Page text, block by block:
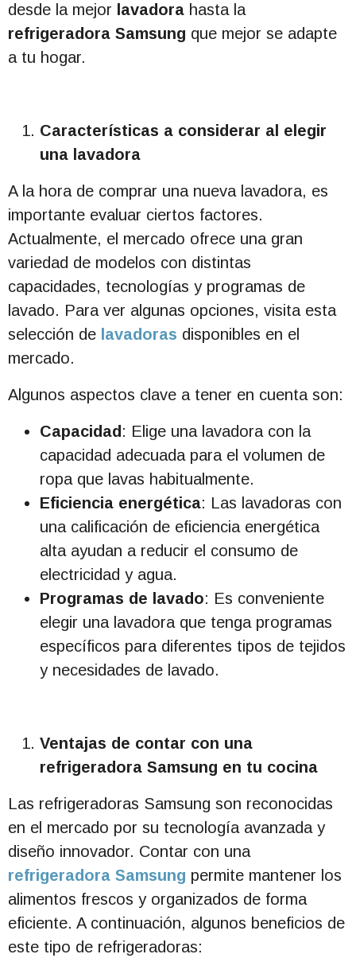
desde la mejor lavadora hasta la
refrigeradora Samsung que mejor se adapte
a tu hogar.
Características a considerar al elegir
una lavadora
A la hora de comprar una nueva lavadora, es
importante evaluar ciertos factores.
Actualmente, el mercado ofrece una gran
variedad de modelos con distintas
capacidades, tecnologías y programas de
lavado. Para ver algunas opciones, visita esta
selección de lavadoras disponibles en el
mercado.
Algunos aspectos clave a tener en cuenta son:
Capacidad : Elige una lavadora con la
capacidad adecuada para el volumen de
ropa que lavas habitualmente.
Eficiencia energética: Las lavadoras con
una calificación de eficiencia energética
alta ayudan a reducir el consumo de
electricidad y agua.
Programas de lavado: Es conveniente
elegir una lavadora que tenga programas
específicos para diferentes tipos de tejidos
y necesidades de lavado.
Ventajas de contar con una
refrigeradora Samsung en tu cocina
Las refrigeradoras Samsung son reconocidas
en el mercado por su tecnología avanzada y
diseño innovador. Contar con una
refrigeradora Samsung permite mantener los
alimentos frescos y organizados de forma
eficiente. A continuación, algunos beneficios de
este tipo de refrigeradoras: